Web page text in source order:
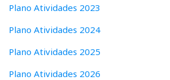
Plano Atividades 2023
Plano Atividades 2024
Plano Atividades 2025
Plano Atividades 2026